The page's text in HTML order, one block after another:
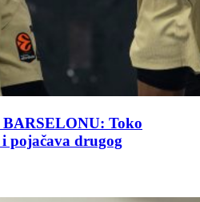
Toko
pojačava drugog